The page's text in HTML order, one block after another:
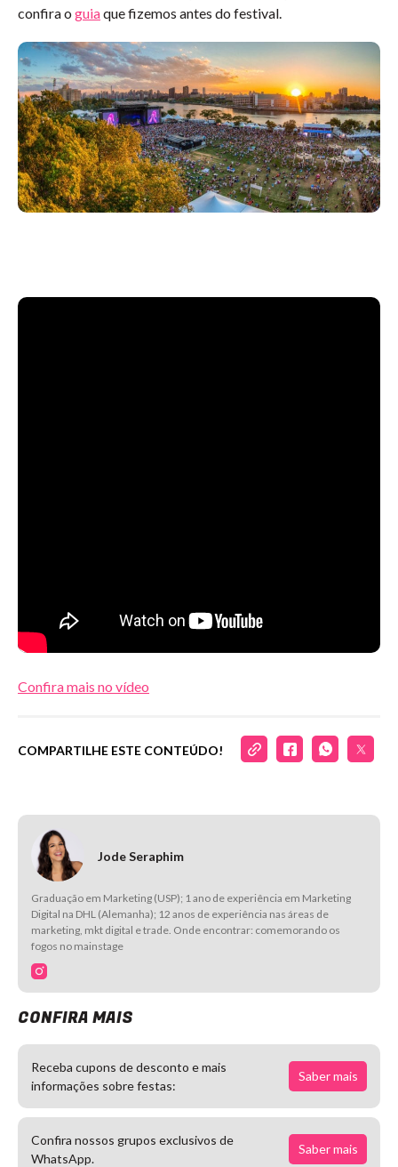
confira o guiaque fizemos antes do festival.
Confira mais no vídeo
COMPARTILHE ESTE CONTEÚDO!
Jode Seraphim
Graduação em Marketing (USP); 1 ano de experiência em Marketing
Digital na DHL (Alemanha); 12 anos de experiência nas áreas de
marketing, mkt digital e trade. Onde encontrar: comemorando os
fogos no mainstage
CONFIRA MAIS
Receba cupons de desconto e mais
informações sobre festas:
Saber mais
Confira nossos grupos exclusivos de
WhatsApp.
Saber mais